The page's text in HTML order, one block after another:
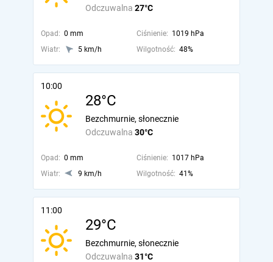
Odczuwalna 27°C
Opad: 0 mm Ciśnienie: 1019 hPa
Wiatr:
5 km/h Wilgotność: 48%
10:00
28°C
Odczuwalna 30°C
Bezchmurnie, słonecznie
Opad: 0 mm Ciśnienie: 1017 hPa
Wiatr:
9 km/h Wilgotność: 41%
11:00
29°C
Odczuwalna 31°C
Bezchmurnie, słonecznie